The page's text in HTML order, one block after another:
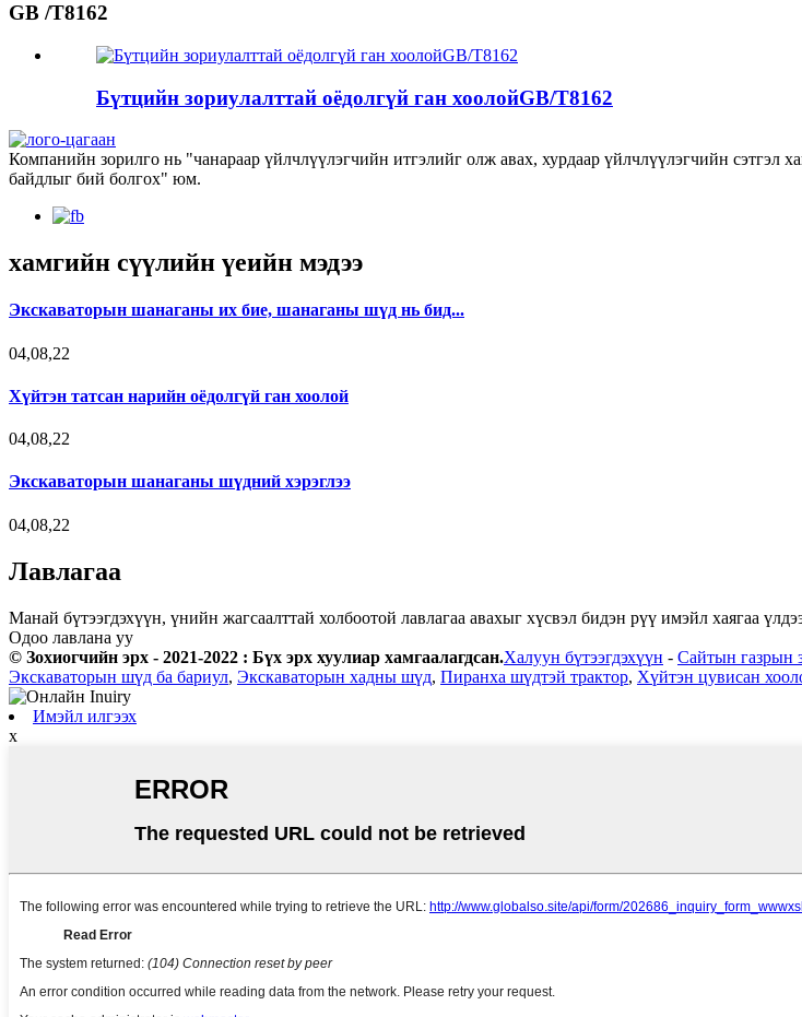
GB /T8162
Бүтцийн зориулалттай оёдолгүй ган хоолойGB/T8162
Компанийн зорилго нь "чанараар үйлчлүүлэгчийн итгэлийг олж авах, хурдаар үйлчлүүлэгчийн сэтгэл
байдлыг бий болгох" юм.
хамгийн сүүлийн үеийн мэдээ
Экскаваторын шанаганы их бие, шанаганы шүд нь бид...
04,08,22
Хүйтэн татсан нарийн оёдолгүй ган хоолой
04,08,22
Экскаваторын шанаганы шүдний хэрэглээ
04,08,22
Лавлагаа
Манай бүтээгдэхүүн, үнийн жагсаалттай холбоотой лавлагаа авахыг хүсвэл бидэн рүү имэйл хаягаа
Одоо лавлана уу
© Зохиогчийн эрх - 2021-2022 : Бүх эрх хуулиар хамгаалагдсан.Халуун бүтээгдэхүүн - Сайтын газрын
Экскаваторын шүд ба бариул, Экскаваторын хадны шүд, Пиранха шүдтэй трактор, Хүйтэн цувисан
Имэйл илгээх
x